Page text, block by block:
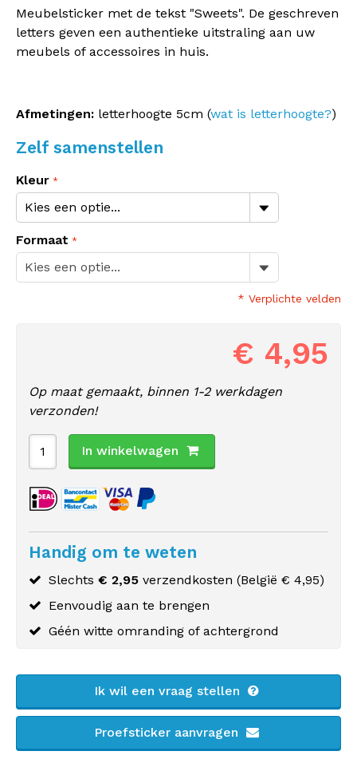
Meubelsticker met de tekst "Sweets". De geschreven
letters geven een authentieke uitstraling aan uw
meubels of accessoires in huis.
Afmetingen: letterhoogte 5cm (wat is letterhoogte?)
Zelf samenstellen
Kleur
Formaat
* Verplichte velden
€ 4,95
Op maat gemaakt, binnen 1-2 werkdagen
verzonden!
In winkelwagen
Handig om te weten
Slechts € 2,95 verzendkosten (België € 4,95)
Eenvoudig aan te brengen
Géén witte omranding of achtergrond
Ik wil een vraag stellen
Proefsticker aanvragen